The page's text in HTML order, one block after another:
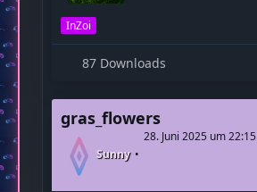
InZoi
87 Downloads
gras_flowers
Sunny
28. Juni 2025 um 22:15